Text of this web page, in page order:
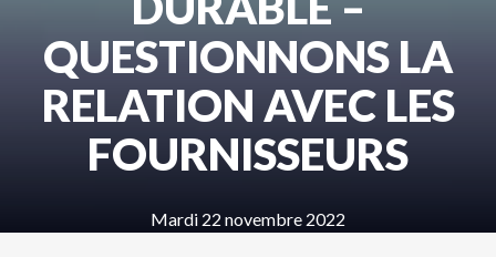
QUESTIONNONS LA
RELATION AVEC LES
FOURNISSEURS
Mardi 22 novembre 2022